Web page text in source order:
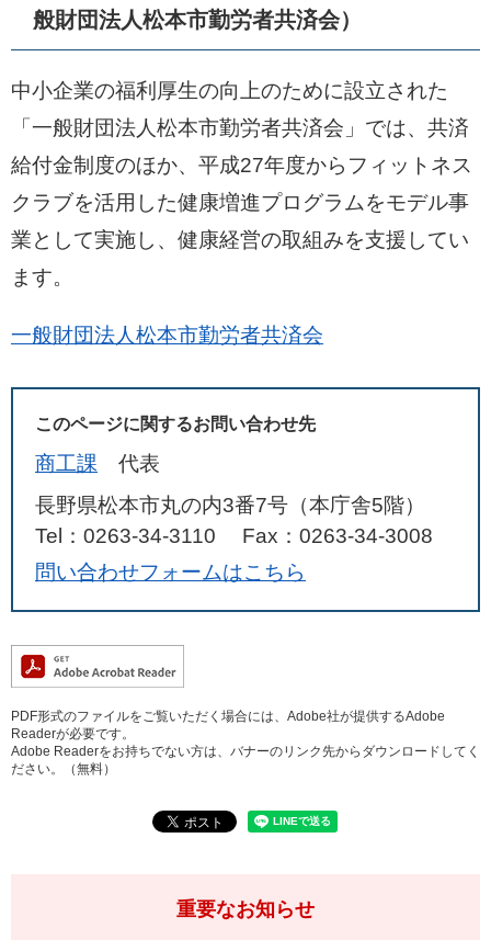
般財団法人松本市勤労者共済会）
中小企業の福利厚生の向上のために設立された
「一般財団法人松本市勤労者共済会」では、共済
給付金制度のほか、平成27年度からフィットネス
クラブを活用した健康増進プログラムをモデル事
業として実施し、健康経営の取組みを支援してい
ます。
一般財団法人松本市勤労者共済会
このページに関するお問い合わせ先
商工課
代表
長野県松本市丸の内3番7号（本庁舎5階）
Tel：0263-34-3110
Fax：0263-34-3008
問い合わせフォームはこちら
PDF形式のファイルをご覧いただく場合には、Adobe社が提供するAdobe
Readerが必要です。
Adobe Readerをお持ちでない方は、バナーのリンク先からダウンロードしてく
ださい。（無料）
重要なお知らせ